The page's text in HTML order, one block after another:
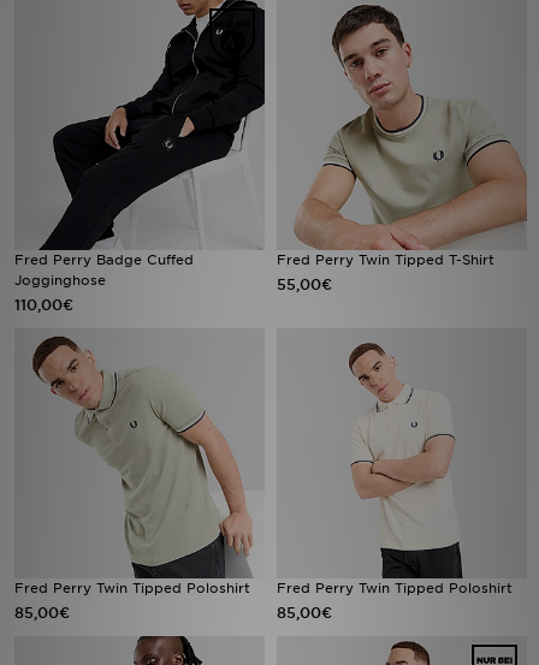
Fred Perry Badge Cuffed
Jogginghose
110,00€
Fred Perry Twin Tipped T-Shirt
55,00€
Fred Perry Twin Tipped Poloshirt
85,00€
Fred Perry Twin Tipped Poloshirt
85,00€